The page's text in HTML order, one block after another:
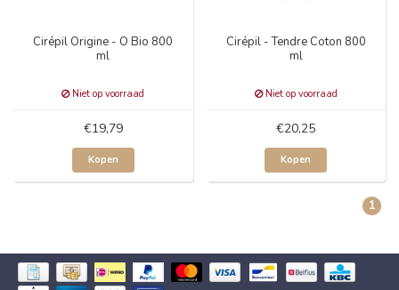
Cirépil Origine - O Bio 800
ml
Niet op voorraad
€19,79
Kopen
Cirépil - Tendre Coton 800
ml
Niet op voorraad
€20,25
Kopen
1